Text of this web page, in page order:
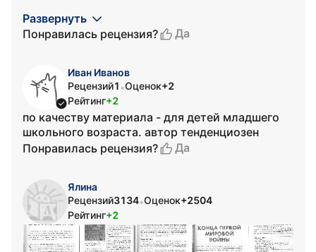
Развернуть
Понравилась рецензия?
Да
Иван Иванов
Рецензий1 •Оценок+2
Рейтинг+2
по качеству материала - для детей младшего
школьного возраста. автор тенденциозен
Понравилась рецензия?
Да
Ялина
Рецензий3134•Оценок+2504
Рейтинг+2